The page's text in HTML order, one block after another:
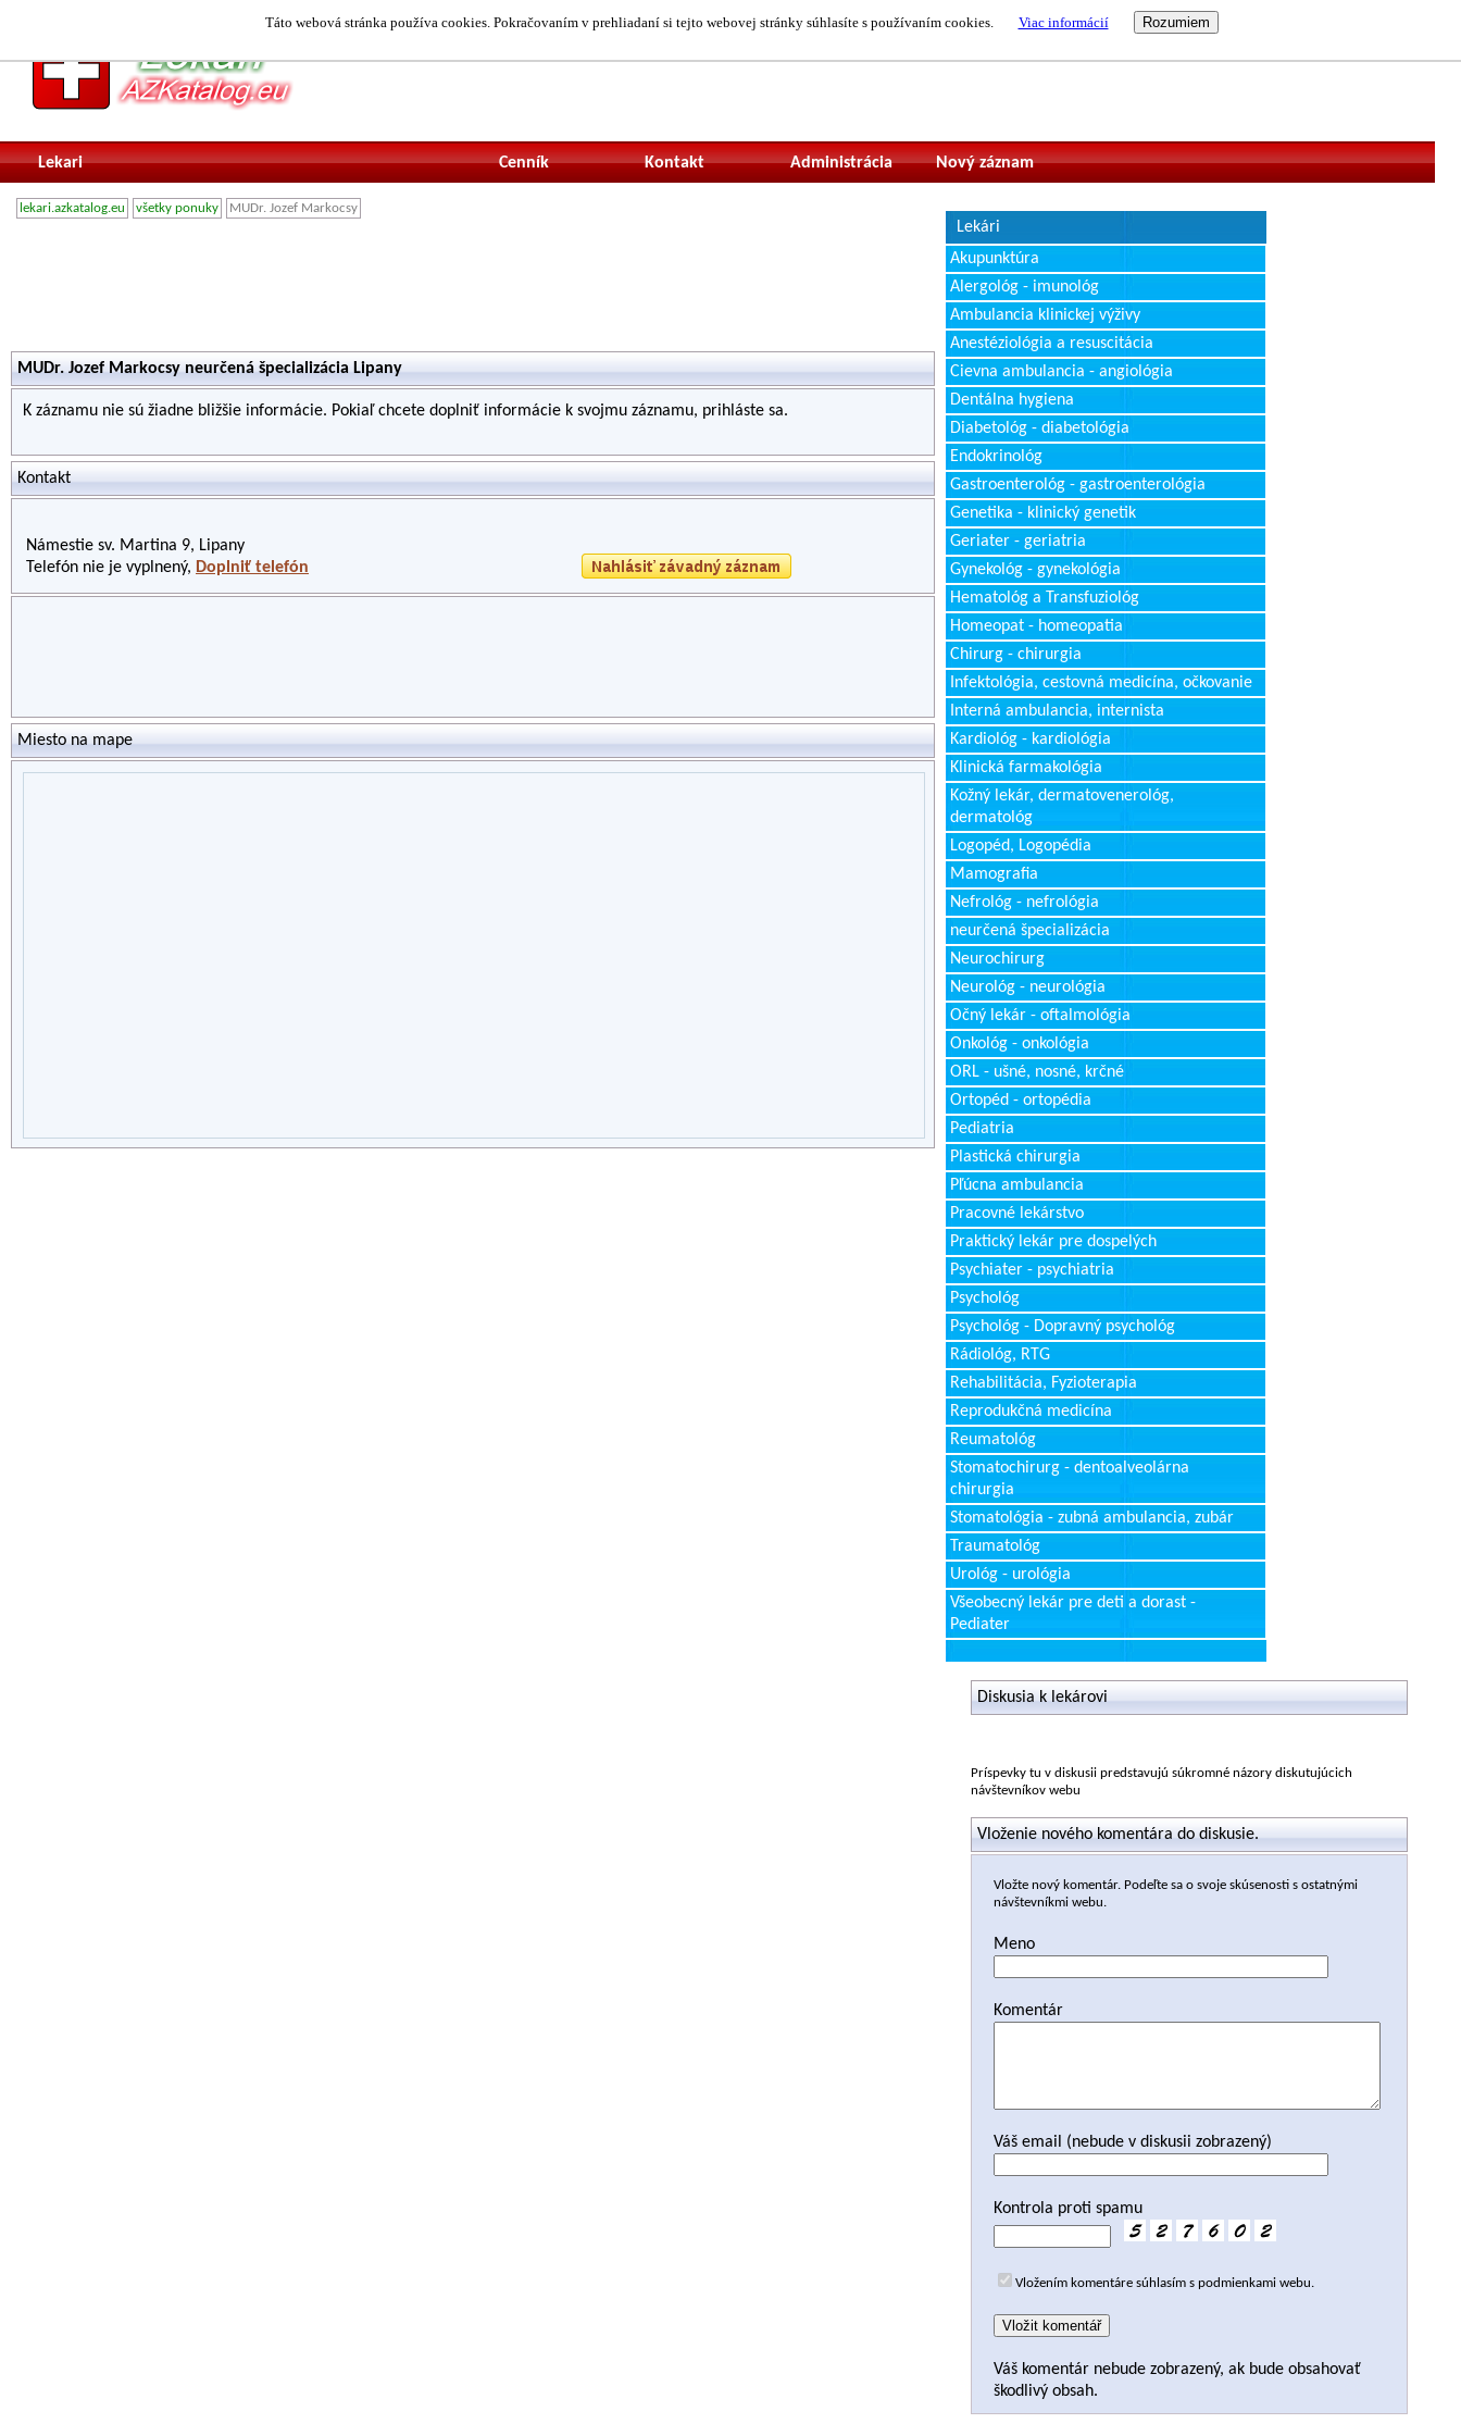
Táto webová stránka používa cookies. Pokračovaním v prehliadaní si tejto webovej stránky súhlasíte s používaním cookies. Viac informácií
Lekari Nový záznam
Administrácia
Kontakt
Cenník
lekari.azkatalog.eu všetky ponuky MUDr. Jozef Markocsy
MUDr. Jozef Markocsy neurčená špecializácia Lipany
K záznamu nie sú žiadne bližšie informácie. Pokiaľ chcete doplniť informácie k svojmu záznamu, prihláste sa.
Kontakt
Námestie sv. Martina 9, Lipany
Telefón nie je vyplnený, Doplniť telefón
Miesto na mape
Lekári
Akupunktúra
Alergológ - imunológ
Ambulancia klinickej výživy
Anestéziológia a resuscitácia
Cievna ambulancia - angiológia
Dentálna hygiena
Diabetológ - diabetológia
Endokrinológ
Gastroenterológ - gastroenterológia
Genetika - klinický genetik
Geriater - geriatria
Gynekológ - gynekológia
Hematológ a Transfuziológ
Homeopat - homeopatia
Chirurg - chirurgia
Infektológia, cestovná medicína, očkovanie
Interná ambulancia, internista
Kardiológ - kardiológia
Klinická farmakológia
Kožný lekár, dermatovenerológ,
dermatológ
Logopéd, Logopédia
Mamografia
Nefrológ - nefrológia
neurčená špecializácia
Neurochirurg
Neurológ - neurológia
Očný lekár - oftalmológia
Onkológ - onkológia
ORL - ušné, nosné, krčné
Ortopéd - ortopédia
Pediatria
Plastická chirurgia
Pľúcna ambulancia
Pracovné lekárstvo
Praktický lekár pre dospelých
Psychiater - psychiatria
Psychológ
Psychológ - Dopravný psychológ
Rádiológ, RTG
Rehabilitácia, Fyzioterapia
Reprodukčná medicína
Reumatológ
Stomatochirurg - dentoalveolárna
chirurgia
Stomatológia - zubná ambulancia, zubár
Traumatológ
Urológ - urológia
Všeobecný lekár pre deti a dorast -
Pediater
Diskusia k lekárovi
Príspevky tu v diskusii predstavujú súkromné názory diskutujúcich
návštevníkov webu
Vloženie nového komentára do diskusie.
Vložte nový komentár. Podeľte sa o svoje skúsenosti s ostatnými
návštevníkmi webu.
Meno
Komentár
Váš email (nebude v diskusii zobrazený)
Kontrola proti spamu
Vložením komentáre súhlasím s podmienkami webu.
Váš komentár nebude zobrazený, ak bude obsahovať
škodlivý obsah.